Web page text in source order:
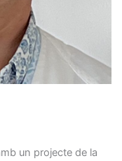
un projecte de la